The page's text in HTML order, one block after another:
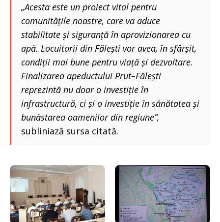
„Acesta este un proiect vital pentru
comunitățile noastre, care va aduce
stabilitate și siguranță în aprovizionarea cu
apă. Locuitorii din Fălești vor avea, în sfârșit,
condiții mai bune pentru viață și dezvoltare.
Finalizarea apeductului Prut–Fălești
reprezintă nu doar o investiție în
infrastructură, ci și o investiție în sănătatea și
bunăstarea oamenilor din regiune”,
subliniază sursa citată.